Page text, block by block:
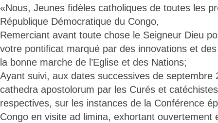
«Nous, Jeunes fidèles catholiques de toutes les
République Démocratique du Congo,
Remerciant avant toute chose le Seigneur Dieu
votre pontificat marqué par des innovations et
la bonne marche de l’Eglise et des Nations;
Ayant suivi, aux dates successives de septembre
cathedra apostolorum par les Curés et
respectives, sur les instances de la Conférence
Congo en visite ad limina, exhortant ouvertement